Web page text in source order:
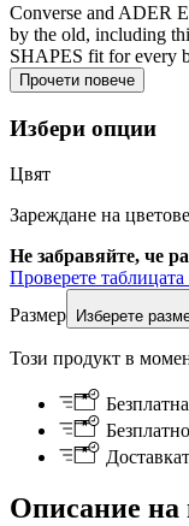
Converse and ADER
by the old, including
SHAPES fit for every
Прочети повече
Избери опции
Цвят
Зареждане на
Не забравяйте, че
Проверете таблицата
Размер
Изберете
Този продукт в
Описание на